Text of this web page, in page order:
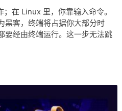
在 Linux 里，你靠输入命令。
黑客，终端将占据你大部分时
要经由终端运行。这一步无法跳